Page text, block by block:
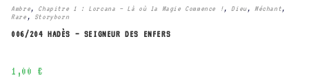
Ambre, Chapitre 1 : Lorcana – Là où la Magie Commence !, Dieu, Méchant,
Rare , Storyborn
006/204 HADÈS – SEIGNEUR DES ENFERS
1,00 €